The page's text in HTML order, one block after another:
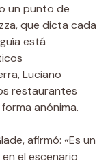
un punto de
que dicta cada
está
Luciano
restaurantes
anónima.
afirmó: «Es un
el escenario